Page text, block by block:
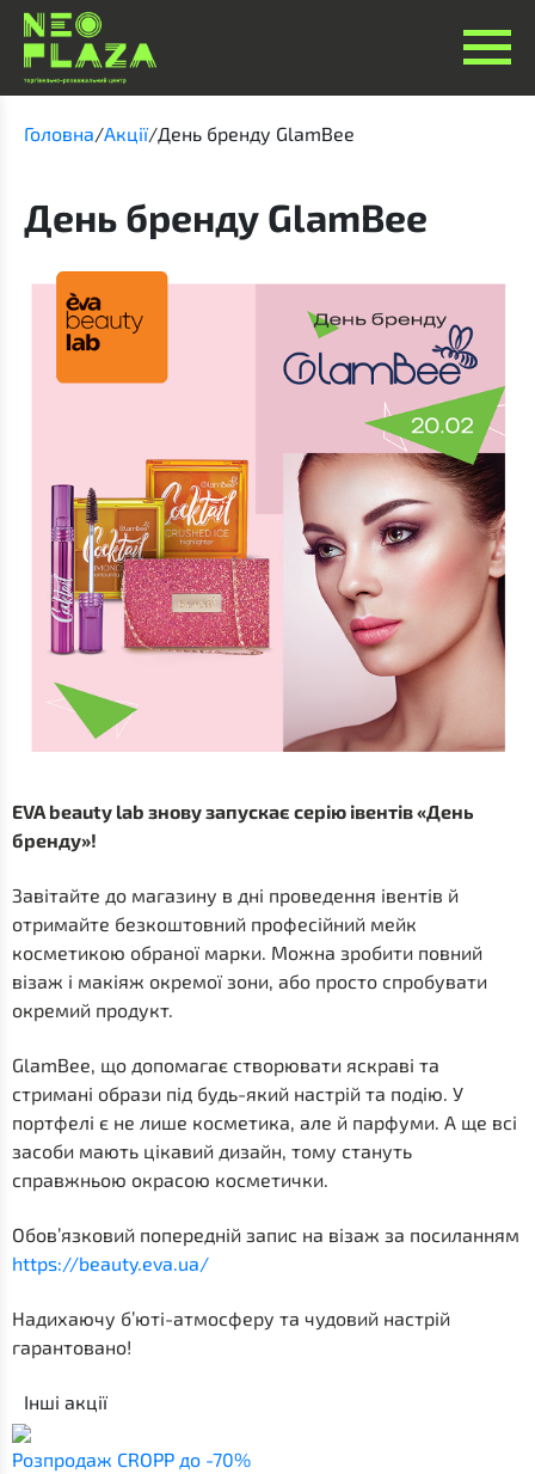
Головна/Акції/День бренду GlamBee
День бренду GlamBee
EVA beauty lab знову запускає серію івентів «День
бренду»!
Завітайте до магазину в дні проведення івентів й
отримайте безкоштовний професійний мейк
косметикою обраної марки. Можна зробити повний
візаж і макіяж окремої зони, або просто спробувати
окремий продукт.
GlamBee, що допомагає створювати яскраві та
стримані образи під будь-який настрій та подію. У
портфелі є не лише косметика, але й парфуми. А ще всі
засоби мають цікавий дизайн, тому стануть
справжньою окрасою косметички.
Обов’язковий попередній запис на візаж за посиланням
https://beauty.eva.ua/
Надихаючу б’юті-атмосферу та чудовий настрій
гарантовано!
Інші акції
Розпродаж CROPP до -70%